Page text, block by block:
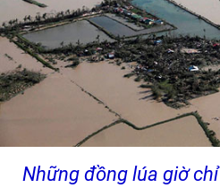
Những đồng lúa giờ